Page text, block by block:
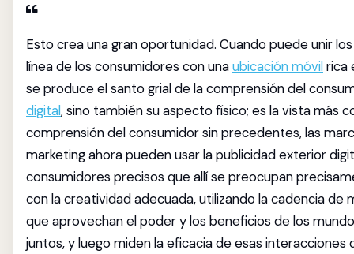
Esto crea una gran oportunidad. Cuando puede unir
línea de los consumidores con unaubicación móvilrica
se produce el santo grial de la comprensión del
digital, sino también su aspecto físico; es la vista más
comprensión del consumidor sin precedentes, las
marketing ahora pueden usar la publicidad exterior
consumidores precisos que allí se preocupan
con la creatividad adecuada, utilizando la cadencia de
que aprovechan el poder y los beneficios de los
juntos, y luego miden la eficacia de esas